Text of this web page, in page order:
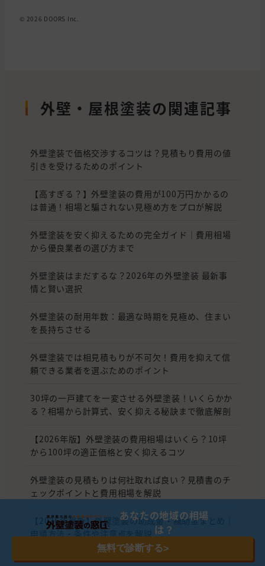
© 2026 DOORS Inc.
外壁・屋根塗装の関連記事
外壁塗装で価格交渉するコツは？見積もり費用の値
引きを受けるためのポイント
【高すぎる？】外壁塗装の費用が100万円かかるの
は普通！相場と騙されない見極め方をプロが解説
外壁塗装を安く抑えるための完全ガイド｜費用相場
から優良業者の選び方まで
外壁塗装はまだするな？2026年の外壁塗装 最新事
情と賢い選択
外壁塗装の耐用年数：最適な時期を見極め、住まい
を長持ちさせる
外壁塗装では相見積もりが不可欠！費用を抑えて信
頼できる業者を選ぶためのポイント
30坪の一戸建てを一変させる外壁塗装！いくらかか
る？相場から計算式、安く抑える秘訣まで徹底解剖
【2026年版】外壁塗装の費用相場はいくら？10坪
から100坪の適正価格と安く抑えるコツ
外壁塗装の見積もりは何社取れば良い？見積書のチ
ェックポイントと費用相場を解説
【2026年最新】外壁塗装の助成金・補助金まとめ｜
申請方法・条件や注意点を解説
あなたの地域の相場
は？
無料で診断する>